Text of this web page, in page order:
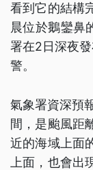
看到它的結構
晨位於鵝鑾鼻
署在2日深夜
警。
氣象署資深預
間，是颱風距
近的海域上面
上面，也會